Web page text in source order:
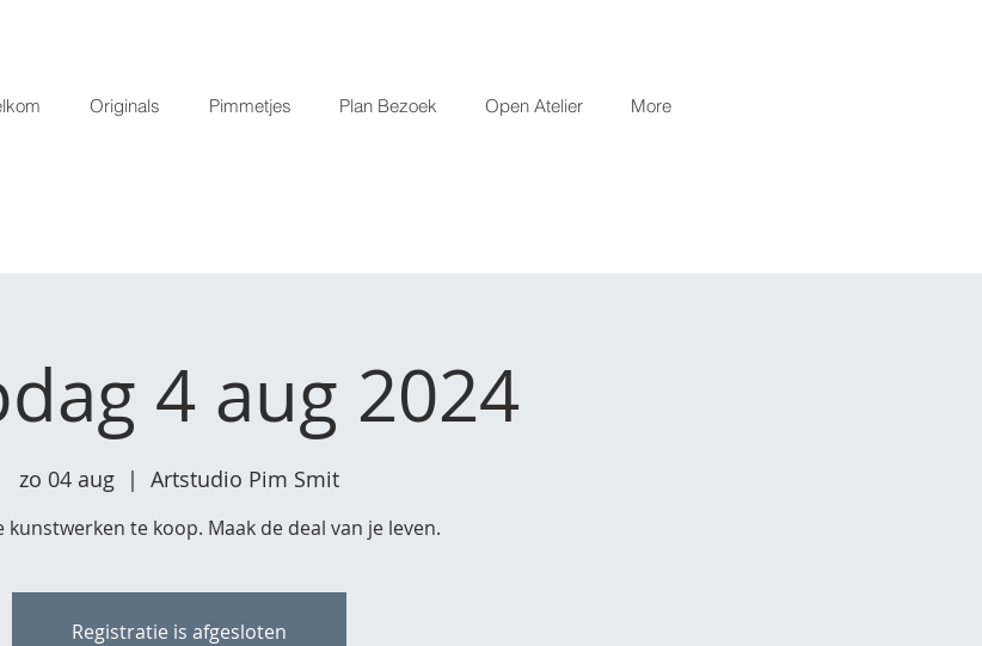
Originals Pimmetjes Plan Bezoek Open Atelier More
4 aug 2024
zo 04 aug
  |
Artstudio Pim Smit
kunstwerken te koop. Maak de deal van je leven.
Registratie is afgesloten